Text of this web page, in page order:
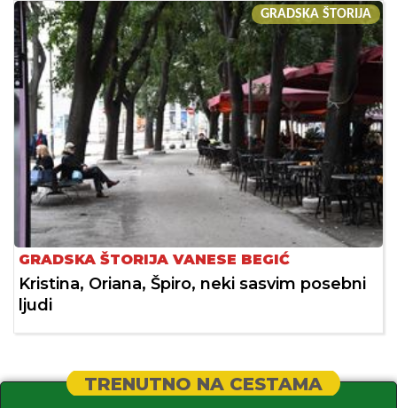
GRADSKA ŠTORIJA
GRADSKA ŠTORIJA VANESE BEGIĆ
Kristina, Oriana, Špiro, neki sasvim posebni
ljudi
TRENUTNO NA CESTAMA